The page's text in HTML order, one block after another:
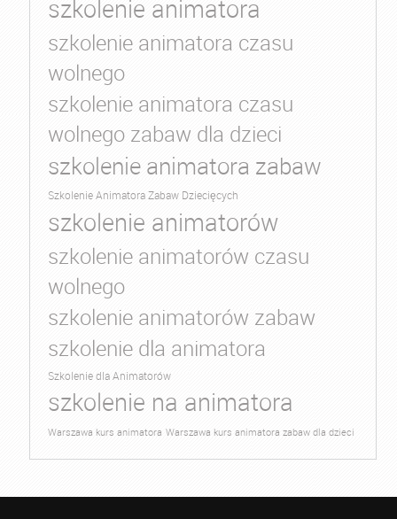
szkolenie animatora
szkolenie animatora czasu
wolnego
szkolenie animatora czasu
wolnego zabaw dla dzieci
szkolenie animatora zabaw
Szkolenie Animatora Zabaw Dziecięcych
szkolenie animatorów
szkolenie animatorów czasu
wolnego
szkolenie animatorów zabaw
szkolenie dla animatora
Szkolenie dla Animatorów
szkolenie na animatora
Warszawa kurs animatora Warszawa kurs animatora zabaw dla dzieci